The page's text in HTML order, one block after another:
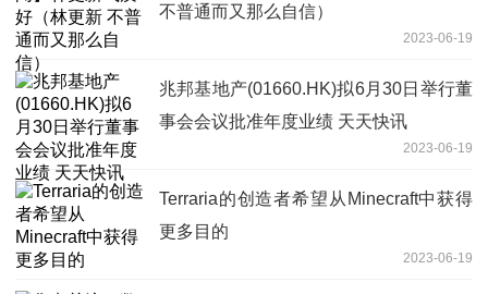
不普通而又那么自信）
2023-06-19
兆邦基地产(01660.HK)拟6月30日举行董
事会会议批准年度业绩 天天快讯
2023-06-19
Terraria的创造者希望从Minecraft中获得
更多目的
2023-06-19